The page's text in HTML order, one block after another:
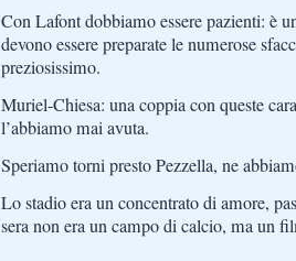
Con Lafont dobbiamo essere pazienti: è
devono essere preparate le numerose
preziosissimo.
Muriel-Chiesa: una coppia con queste
l’abbiamo mai avuta.
Speriamo torni presto Pezzella, ne
Lo stadio era un concentrato di amore,
sera non era un campo di calcio, ma un